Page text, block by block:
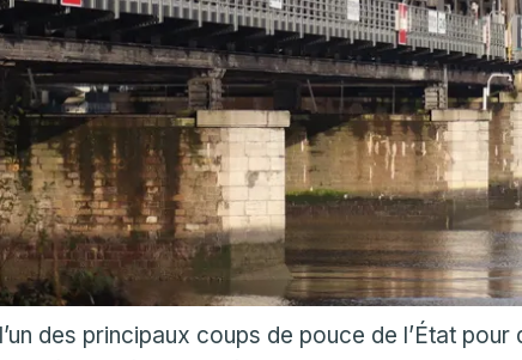
des principaux coups de pouce de l’État